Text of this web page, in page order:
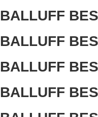
BALLUFF
BALLUFF
BALLUFF
BALLUFF